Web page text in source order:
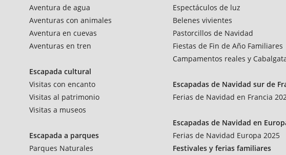
Aventura de agua
Aventuras con animales
Aventura en cuevas
Aventuras en tren
Escapada cultural
Visitas con encanto
Visitas al patrimonio
Visitas a museos
Escapada a parques
Parques Naturales
Espectáculos de luz
Belenes vivientes
Pastorcillos de Navidad
Fiestas de Fin de Año Familiares
Campamentos reales y
Escapadas de Navidad sur de
Ferias de Navidad en Francia
Escapadas de Navidad en
Ferias de Navidad Europa 2025
Festivales y ferias familiares